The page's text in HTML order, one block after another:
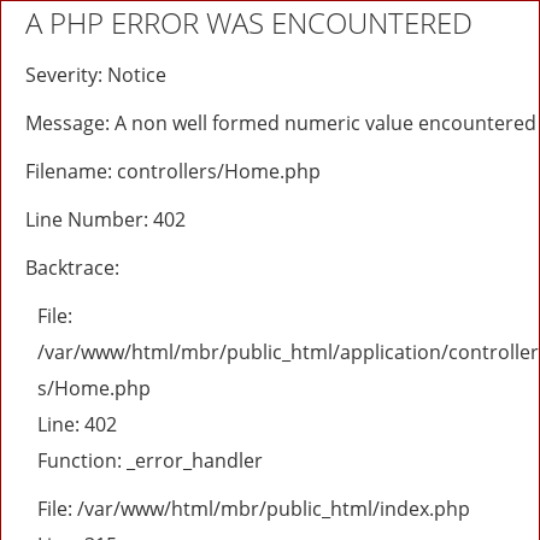
A PHP ERROR WAS ENCOUNTERED
Severity: Notice
Message: A non well formed numeric value encountered
Filename: controllers/Home.php
Line Number: 402
Backtrace:
File:
/var/www/html/mbr/public_html/application/controller
s/Home.php
Line: 402
Function: _error_handler
File: /var/www/html/mbr/public_html/index.php